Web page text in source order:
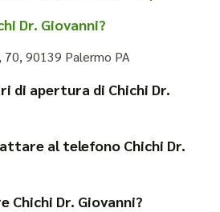
Dr. Giovanni?
70, 90139 Palermo PA
di apertura di Chichi Dr.
al telefono Chichi Dr.
Chichi Dr. Giovanni?